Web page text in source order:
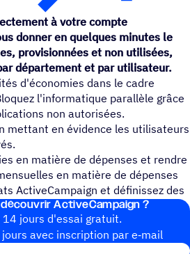
à votre compte
donner en quelques minutes le
provisionnées et non utilisées,
département et par utilisateur.
d'économies dans le cadre
l'informatique parallèle grâce
non autorisées.
mettant en évidence les utilisateurs
en matière de dépenses et rendre
en matière de dépenses
ActiveCampaign et définissez des
les dates de retrait, etc.
ActiveCampaign ?
14 jours d'essai gratuit.
avec inscrip­tion par e‑mail